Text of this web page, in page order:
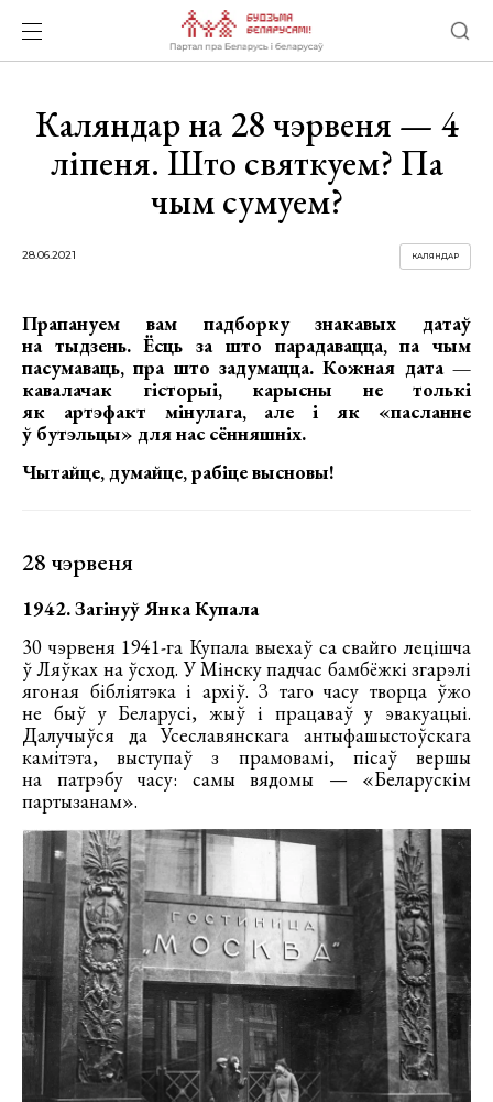
Каляндар на 28 чэрвеня — 4
ліпеня. Што святкуем? Па
чым сумуем?
28.06.2021 КАЛЯНДАР
Прапануем вам падборку знакавых датаў
на тыдзень. Ёсць за што парадавацца, па чым
пасумаваць, пра што задумацца. Кожная дата —
кавалачак гісторыі, карысны не толькі
як артэфакт мінулага, але і як «пасланне
ў бутэльцы» для нас сённяшніх.
Чытайце, думайце, рабіце высновы!
28 чэрвеня
1942. Загінуў Янка Купала
30 чэрвеня 1941-га Купала выехаў са свайго лецішча
ў Ляўках на ўсход. У Мінску падчас бамбёжкі згарэлі
ягоная бібліятэка і архіў. З таго часу творца ўжо
не быў у Беларусі, жыў і працаваў у эвакуацыі.
Далучыўся да Усеславянскага антыфашыстоўскага
камітэта, выступаў з прамовамі, пісаў вершы
на патрэбу часу: самы вядомы — «Беларускім
партызанам».